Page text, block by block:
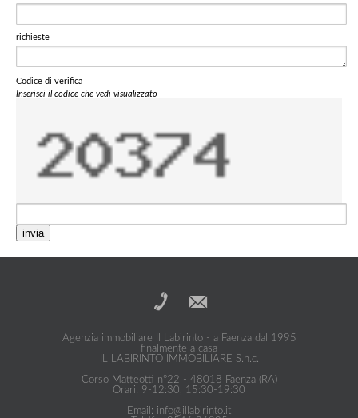
richieste
Codice di verifica
Inserisci il codice che vedi visualizzato
invia
Agenzia immobiliare Il Labirinto - a Faenza dal 1995
finalmente a casa
IL LABIRINTO IMMOBILIARE S.n.c.
Corso Matteotti n°22 - 48018 Faenza (RA)
Orari: 9-12:30, 15:30-19:30
Email: info@illabirinto.it